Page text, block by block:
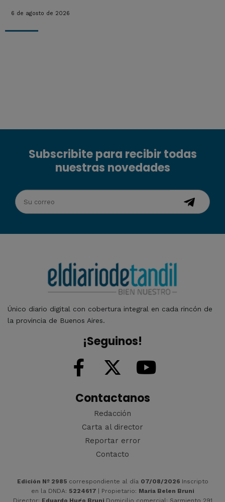
6 de agosto de 2026
Subscribite para recibir todas
nuestras novedades
Único diario digital con cobertura integral en cada rincón de
la provincia de Buenos Aires.
¡Seguinos!
Contactanos
Redacción
Carta al director
Reportar error
Contacto
Edición Nº 2985 correspondiente al día 07/08/2026 Inscripto
en la DNDA: 5224617 | Propietario: María Belen Bruni